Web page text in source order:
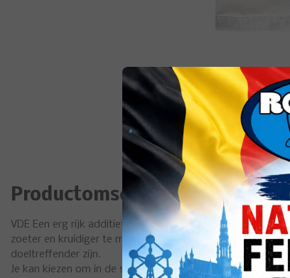
Productomschrijving
VDE Een erg rijk additief met een sterk, aangenaam
zoeter en kruidiger te maken en hierdoor de
doeltreffender zijn.
Je kan kiezen om in de start van het bevochtigen het al